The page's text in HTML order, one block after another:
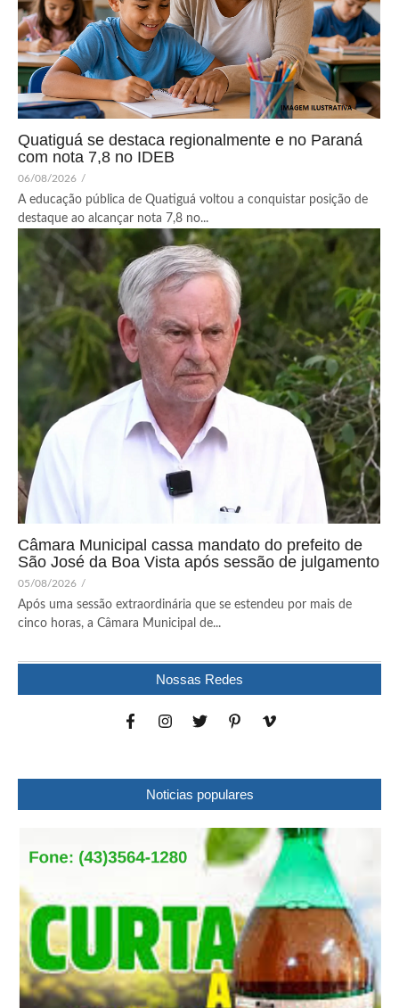
Quatiguá se destaca regionalmente e no Paraná
com nota 7,8 no IDEB
06/08/2026 /
A educação pública de Quatiguá voltou a conquistar posição de
destaque ao alcançar nota 7,8 no...
Câmara Municipal cassa mandato do prefeito de
São José da Boa Vista após sessão de julgamento
05/08/2026 /
Após uma sessão extraordinária que se estendeu por mais de
cinco horas, a Câmara Municipal de...
Nossas Redes
Noticias populares